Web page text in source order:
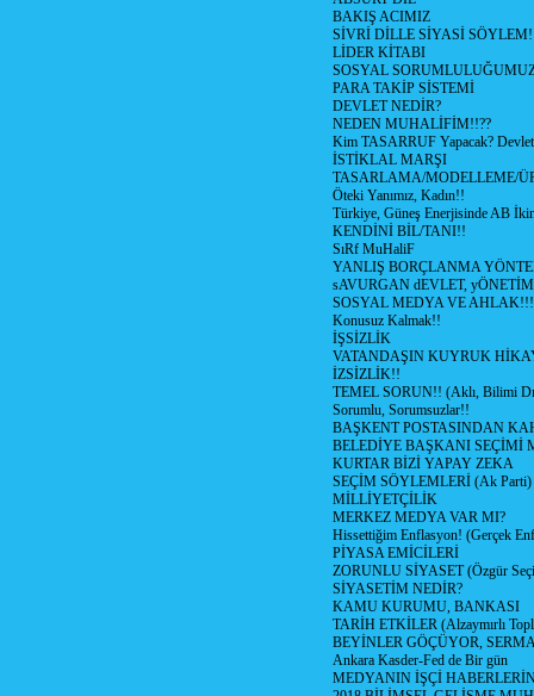
BAKIŞ ACIMIZ
SİVRİ DİLLE SİYASİ
LİDER KİTABI
SOSYAL
PARA TAKİP SİSTEMİ
DEVLET NEDİR?
NEDEN MUHALİFİM!!??
Kim TASARRUF Yapacak? Devlet
İSTİKLAL MARŞI
TASARLAMA/MODELLEME/
Öteki Yanımız, Kadın!!
Türkiye, Güneş Enerjisinde AB
KENDİNİ BİL/TANI!!
SıRf MuHaliF
YANLIŞ BORÇLANMA
sAVURGAN dEVLET,
SOSYAL MEDYA VE AHLAK!!!
Konusuz Kalmak!!
İŞSİZLİK
VATANDAŞIN KUYRUK
İZSİZLİK!!
TEMEL SORUN!! (Aklı, Bilimi
Sorumlu, Sorumsuzlar!!
BAŞKENT POSTASINDAN
BELEDİYE BAŞKANI SEÇİMİ
KURTAR BİZİ YAPAY ZEKA
SEÇİM SÖYLEMLERİ (Ak Parti)
MİLLİYETÇİLİK
MERKEZ MEDYA VAR MI?
Hissettiğim Enflasyon! (Gerçek
PİYASA EMİCİLERİ
ZORUNLU SİYASET (Özgür
SİYASETİM NEDİR?
KAMU KURUMU, BANKASI
TARİH ETKİLER (Alzaymırlı
BEYİNLER GÖÇÜYOR,
Ankara Kasder-Fed de Bir gün
MEDYANIN İŞÇİ